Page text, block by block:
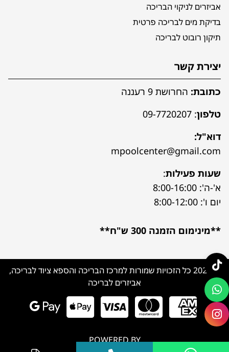
אביזרים לניקוי הבריכה
בדיקת מים לבריכה פרטית
תיקון רובוט לבריכה
יצירת קשר
כתובת: החרושת 9 רעננה
טלפון:
09-7720207
דוא"ל:
mpoolcenter@gmail.com
שעות פעילות:
א'-ה': 8:00-16:00
יום ו': 8:00-12:00
**מינימום הזמנה 300 ש"ח**
© 2026 כל הזכויות שמורות למרכז הבריכה והספא ציוד לבריכה,
אביזרים לבריכה
POWERED BY